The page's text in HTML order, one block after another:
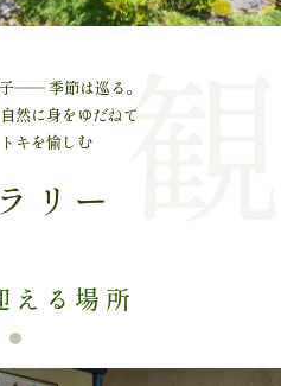
―― 季節は巡る。
然に身をゆだねて
キを愉しむ
リー
える場所